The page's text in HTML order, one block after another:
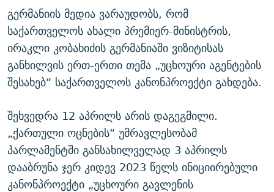
გერმანიის მედია ვარაუდობს, რომ
საქართველოს ახალი პრემიერ-მინისტრის,
ირაკლი კობახიძის გერმანიაში ვიზიტისას
განხილვის ერთ-ერთი თემა „უცხოური აგენტების
შესახებ“ საქართველოს კანონპროექტი გახდება.
შეხვედრა 12 აპრილს არის დაგეგმილი.
„ქართული ოცნების“ უმრავლესობამ
პარლამენტში განსახილველად 3 აპრილს
დააბრუნა ჯერ კიდევ 2023 წელს ინიციირებული
კანონპროექტი „უცხოური გავლენის